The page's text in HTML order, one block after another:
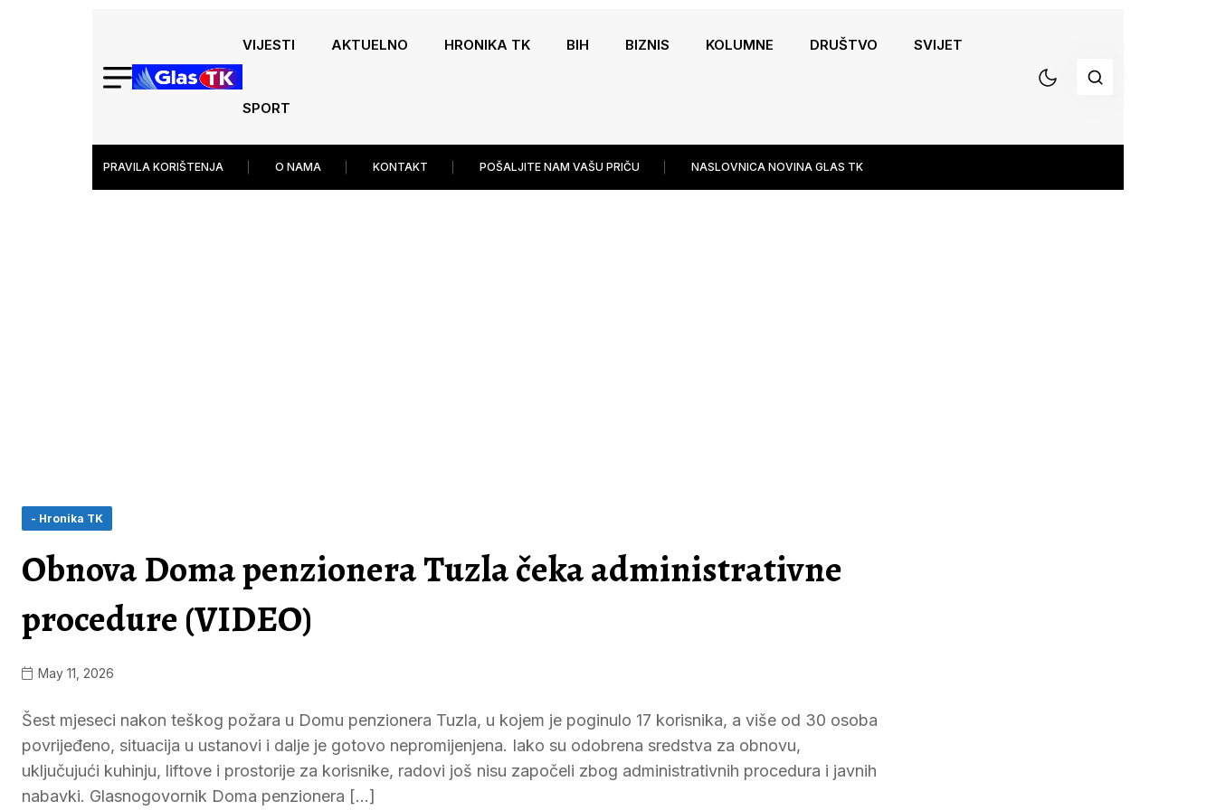
VIJESTI AKTUELNO HRONIKA TK BIH BIZNIS KOLUMNE DRUŠTVO SVIJET
SPORT
PRAVILA KORIŠTENJA O NAMA KONTAKT POŠALJITE NAM VAŠU PRIČU NASLOVNICA NOVINA GLAS TK
- Hronika TK
Obnova Doma penzionera Tuzla čeka administrativne
procedure (VIDEO)
May 11, 2026
Šest mjeseci nakon teškog požara u Domu penzionera Tuzla, u kojem je poginulo 17 korisnika, a više od 30 osoba
povrijeđeno, situacija u ustanovi i dalje je gotovo nepromijenjena. Iako su odobrena sredstva za obnovu,
uključujući kuhinju, liftove i prostorije za korisnike, radovi još nisu započeli zbog administrativnih procedura i javnih
nabavki. Glasnogovornik Doma penzionera […]